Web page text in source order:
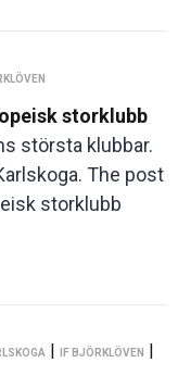
storklubb
största klubbar.
The post
storklubb
| IF BJÖRKLÖVEN |